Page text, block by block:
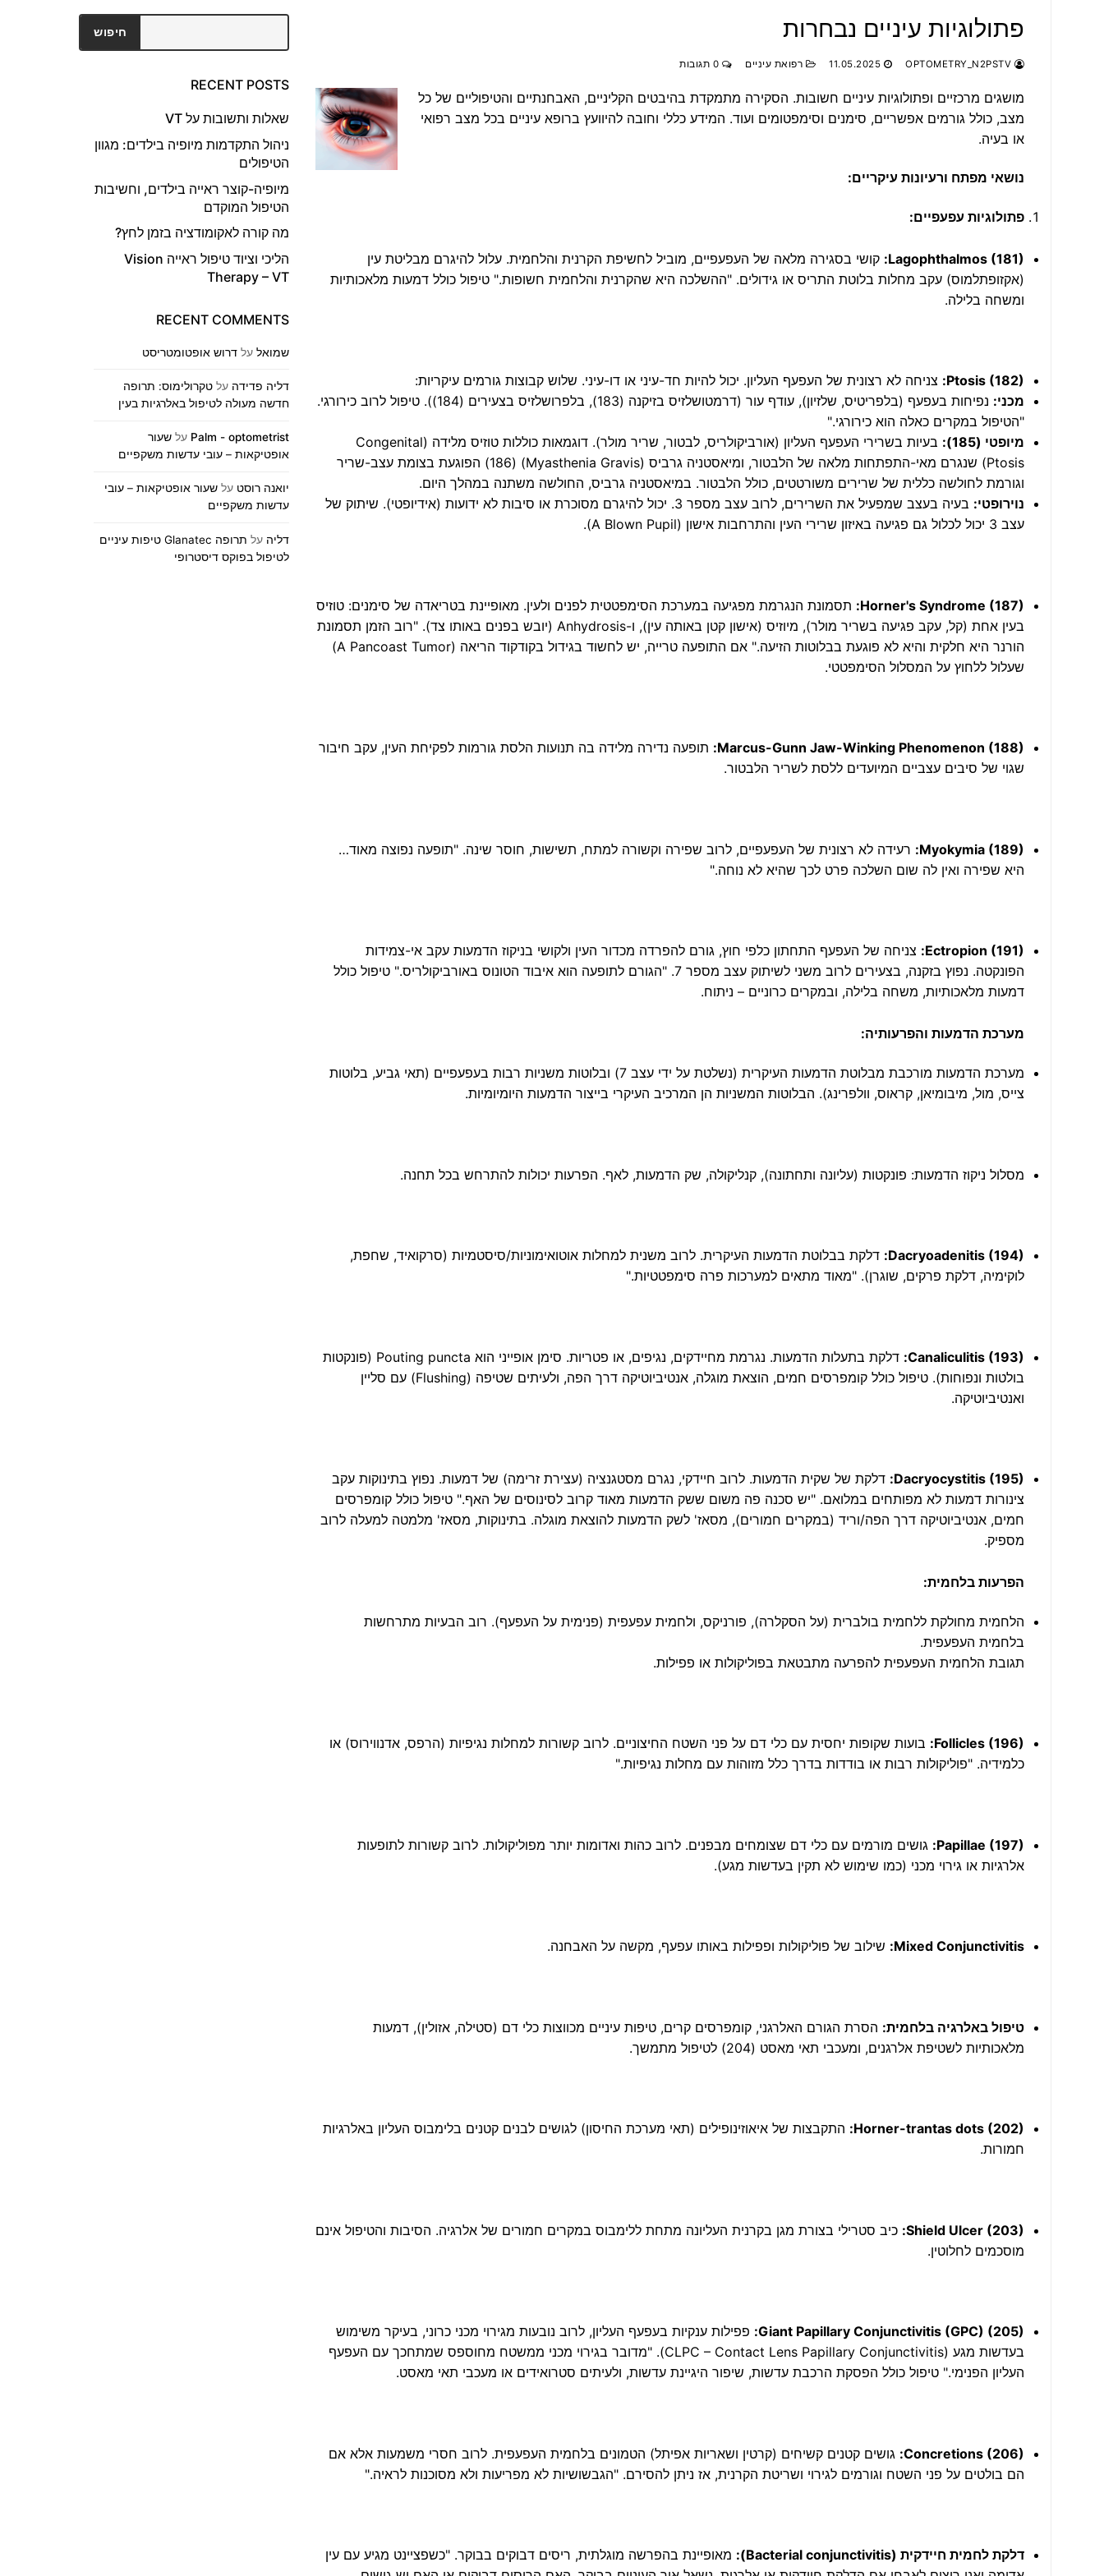
פתולוגיות עיניים נבחרות
11.05.2025 רפואת עיניים
מושגים מרכזיים ופתולוגיות עיניים חשובות. הסקירה מתמקדת בהיבטים הקליניים, האבחנתיים והטיפוליים של כל
מצב, כולל גורמים אפשריים, סימנים וסימפטומים ועוד. המידע כללי וחובה להיוועץ ברופא עיניים בכל מצב רפואי
או בעיה.
נושאי מפתח ורעיונות עיקריים:
פתולוגיות עפעפיים:
Lagophthalmos (181): קושי בסגירה מלאה של העפעפיים, מוביל לחשיפת הקרנית והלחמית. עלול להיגרם מבליטת עין
(אקזופתלמוס) עקב מחלות בלוטת התריס או גידולים. "ההשלכה היא שהקרנית והלחמית חשופות." טיפול כולל דמעות מלאכותיות
ומשחה בלילה.
Ptosis (182): צניחה לא רצונית של העפעף העליון. יכול להיות חד-עיני או דו-עיני. שלוש קבוצות גורמים עיקריות:
מכני:
נפיחות בעפעף (בלפריטיס, שלזיון), עודף עור (דרמטושלזיס בזיקנה (183), בלפרושלזיס בצעירים (184)). טיפול לרוב כירורגי.
"הטיפול במקרים כאלה הוא כירורגי."
מיופטי (185):
בעיות בשרירי העפעף העליון (אורביקולריס, לבטור, שריר מולר). דוגמאות כוללות טוזיס מלידה (Congenital
Ptosis) שנגרם מאי-התפתחות מלאה של הלבטור, ומיאסטניה גרביס (Myasthenia Gravis) (186) הפוגעת בצומת עצב-שריר
וגורמת לחולשה כללית של שרירים משורטטים, כולל הלבטור. במיאסטניה גרביס, החולשה משתנה במהלך היום.
נוירופטי:
בעיה בעצב שמפעיל את השרירים, לרוב עצב מספר 3. יכול להיגרם מסוכרת או סיבות לא ידועות (אידיופטי). שיתוק של
עצב 3 יכול לכלול גם פגיעה באיזון שרירי העין והתרחבות אישון (A Blown Pupil).
Horner's Syndrome (187): תסמונת הנגרמת מפגיעה במערכת הסימפטטית לפנים ולעין. מאופיינת בטריאדה של סימנים: טוזיס
בעין אחת (קל, עקב פגיעה בשריר מולר), מיוזיס (אישון קטן באותה עין), ו-Anhydrosis (יובש בפנים באותו צד). "רוב הזמן תסמונת
הורנר היא חלקית והיא לא פוגעת בבלוטות הזיעה." אם התופעה טרייה, יש לחשוד בגידול בקודקוד הריאה (A Pancoast Tumor)
שעלול ללחוץ על המסלול הסימפטטי.
Marcus-Gunn Jaw-Winking Phenomenon (188): תופעה נדירה מלידה בה תנועות הלסת גורמות לפקיחת העין, עקב חיבור
שגוי של סיבים עצביים המיועדים ללסת לשריר הלבטור.
Myokymia (189): רעידה לא רצונית של העפעפיים, לרוב שפירה וקשורה למתח, תשישות, חוסר שינה. "תופעה נפוצה מאוד…
היא שפירה ואין לה שום השלכה פרט לכך שהיא לא נוחה."
Ectropion (191): צניחה של העפעף התחתון כלפי חוץ, גורם להפרדה מכדור העין ולקושי בניקוז הדמעות עקב אי-צמידות
הפונקטה. נפוץ בזקנה, בצעירים לרוב משני לשיתוק עצב מספר 7. "הגורם לתופעה הוא איבוד הטונוס באורביקולריס." טיפול כולל
דמעות מלאכותיות, משחה בלילה, ובמקרים כרוניים – ניתוח.
מערכת הדמעות והפרעותיה:
מערכת הדמעות מורכבת מבלוטת הדמעות העיקרית (נשלטת על ידי עצב 7) ובלוטות משניות רבות בעפעפיים (תאי גביע, בלוטות
צייס, מול, מיבומיאן, קראוס, וולפרינג). הבלוטות המשניות הן המרכיב העיקרי בייצור הדמעות היומיומיות.
מסלול ניקוז הדמעות: פונקטות (עליונה ותחתונה), קנליקולה, שק הדמעות, לאף. הפרעות יכולות להתרחש בכל תחנה.
Dacryoadenitis (194): דלקת בבלוטת הדמעות העיקרית. לרוב משנית למחלות אוטואימוניות/סיסטמיות (סרקואיד, שחפת,
לוקימיה, דלקת פרקים, שוגרן). "מאוד מתאים למערכות פרה סימפטטיות."
Canaliculitis (193):
דלקת בתעלות הדמעות. נגרמת מחיידקים, נגיפים, או פטריות. סימן אופייני הוא Pouting puncta (פונקטות
בולטות ונפוחות). טיפול כולל קומפרסים חמים, הוצאת מוגלה, אנטיביוטיקה דרך הפה, ולעיתים שטיפה (Flushing) עם סליין
ואנטיביוטיקה.
Dacryocystitis (195): דלקת של שקית הדמעות. לרוב חיידקי, נגרם מסטגנציה (עצירת זרימה) של דמעות. נפוץ בתינוקות עקב
צינורות דמעות לא מפותחים במלואם. "יש סכנה פה משום ששק הדמעות מאוד קרוב לסינוסים של האף." טיפול כולל קומפרסים
חמים, אנטיביוטיקה דרך הפה/וריד (במקרים חמורים), מסאז' לשק הדמעות להוצאת מוגלה. בתינוקות, מסאז' מלמטה למעלה לרוב
מספיק.
הפרעות בלחמית:
הלחמית מחולקת ללחמית בולברית (על הסקלרה), פורניקס, ולחמית עפעפית (פנימית על העפעף). רוב הבעיות מתרחשות
בלחמית העפעפית.
תגובת הלחמית העפעפית להפרעה מתבטאת בפוליקולות או פפילות.
Follicles (196): בועות שקופות יחסית עם כלי דם על פני השטח החיצוניים. לרוב קשורות למחלות נגיפיות (הרפס, אדנווירוס) או
כלמידיה. "פוליקולות רבות או בודדות בדרך כלל מזוהות עם מחלות נגיפיות."
Papillae (197): גושים מורמים עם כלי דם שצומחים מבפנים. לרוב כהות ואדומות יותר מפוליקולות. לרוב קשורות לתופעות
אלרגיות או גירוי מכני (כמו שימוש לא תקין בעדשות מגע).
Mixed Conjunctivitis: שילוב של פוליקולות ופפילות באותו עפעף, מקשה על האבחנה.
טיפול באלרגיה בלחמית: הסרת הגורם האלרגני, קומפרסים קרים, טיפות עיניים מכווצות כלי דם (סטילה, אזולין), דמעות
מלאכותיות לשטיפת אלרגנים, ומעכבי תאי מאסט (204) לטיפול מתמשך.
Horner-trantas dots (202): התקבצות של איאוזינופילים (תאי מערכת החיסון) לגושים לבנים קטנים בלימבוס העליון באלרגיות
חמורות.
Shield Ulcer (203): כיב סטרילי בצורת מגן בקרנית העליונה מתחת ללימבוס במקרים חמורים של אלרגיה. הסיבות והטיפול אינם
מוסכמים לחלוטין.
Giant Papillary Conjunctivitis (GPC) (205): פפילות ענקיות בעפעף העליון, לרוב נובעות מגירוי מכני כרוני, בעיקר משימוש
בעדשות מגע (CLPC – Contact Lens Papillary Conjunctivitis). "מדובר בגירוי מכני ממשטח מחוספס שמתחכך עם העפעף
העליון הפנימי." טיפול כולל הפסקת הרכבת עדשות, שיפור היגיינת עדשות, ולעיתים סטרואידים או מעכבי תאי מאסט.
Concretions (206): גושים קטנים קשיחים (קרטין ושאריות אפיתל) הטמונים בלחמית העפעפית. לרוב חסרי משמעות אלא אם
הם בולטים על פני השטח וגורמים לגירוי ושריטת הקרנית, אז ניתן להסירם. "הגבשושיות לא מפריעות ולא מסוכנות לראיה."
דלקת לחמית חיידקית (Bacterial conjunctivitis):
מאופיינת בהפרשה מוגלתית, ריסים דבוקים בבוקר. "כשפציינט מגיע עם עין
חיפוש
RECENT POSTS
שאלות ותשובות על VT
ניהול התקדמות מיופיה בילדים: מגוון
הטיפולים
מיופיה-קוצר ראייה בילדים, וחשיבות
הטיפול המוקדם
מה קורה לאקומודציה בזמן לחץ?
הליכי וציוד טיפול ראייה Vision
Therapy – VT
RECENT COMMENTS
שמואל על דרוש אופטומטריסט
דליה פדידה על טקרולימוס: תרופה
חדשה מעולה לטיפול באלרגיות בעין
Palm - optometrist על שעור
אופטיקאות – עובי עדשות משקפיים
יואנה רוסט על שעור אופטיקאות – עובי
עדשות משקפיים
דליה על
תרופה Glanatec טיפות עיניים
לטיפול בפוקס דיסטרופי